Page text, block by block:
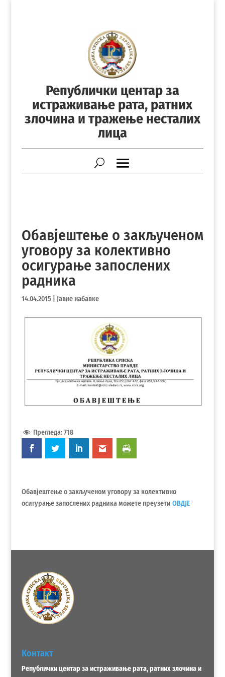
Републички центар за
истраживање рата, ратних
злочина и тражење несталих
лица
Обавјештење о закљученом
уговору за колективно
осигурање запослених
радника
14.04.2015| Јавне набавке
Прегледа: 718
Обавјештење о закљученом уговору за колективно
осигурање запослених радника можете преузети ОВДЈЕ
Контакт
Републички центар за истраживање рата, ратних злочина и